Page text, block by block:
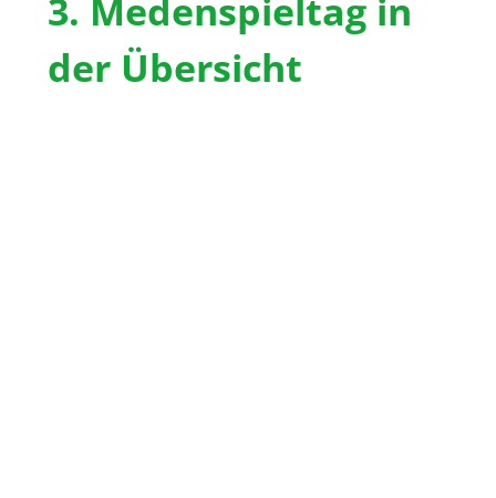
3. Medenspieltag in
der Übersicht